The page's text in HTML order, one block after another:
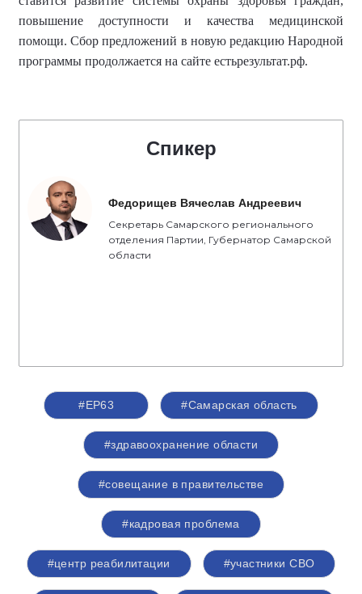
повышение доступности и качества медицинской
помощи. Сбор предложений в новую редакцию Народной
программы продолжается на сайте естьрезультат.рф.
Спикер
Федорищев Вячеслав Андреевич
Секретарь Самарского регионального
отделения Партии, Губернатор Самарской
области
#ЕР63 #Самарская область
#здравоохранение области
#совещание в правительстве
#кадровая проблема
#центр реабилитации #участники СВО